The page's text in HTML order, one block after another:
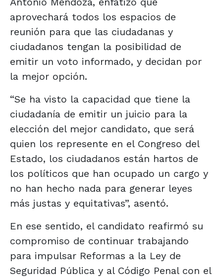
aprovechará todos los espacios de
reunión para que las ciudadanas y
ciudadanos tengan la posibilidad de
emitir un voto informado, y decidan por
la mejor opción.
“Se ha visto la capacidad que tiene la
ciudadanía de emitir un juicio para la
elección del mejor candidato, que será
quien los represente en el Congreso del
Estado, los ciudadanos están hartos de
los políticos que han ocupado un cargo y
no han hecho nada para generar leyes
más justas y equitativas”, asentó.
En ese sentido, el candidato reafirmó su
compromiso de continuar trabajando
para impulsar Reformas a la Ley de
Seguridad Pública y al Código Penal con el